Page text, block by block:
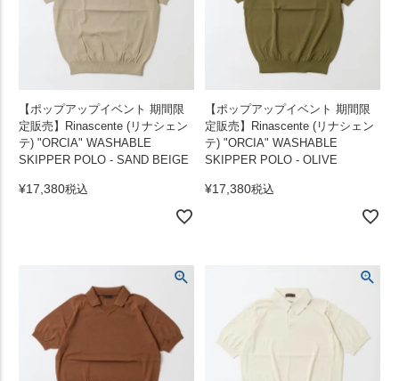
【ポップアップイベント 期間限
定販売】Rinascente (リナシェン
テ) "ORCIA" WASHABLE
SKIPPER POLO - SAND BEIGE
¥17,380税込
【ポップアップイベント 期間限
定販売】Rinascente (リナシェン
テ) "ORCIA" WASHABLE
SKIPPER POLO - OLIVE
¥17,380税込